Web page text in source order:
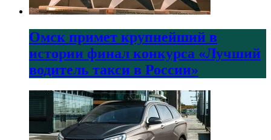
Омск примет крупнейший в
истории финал конкурса «Лучший
водитель такси в России»